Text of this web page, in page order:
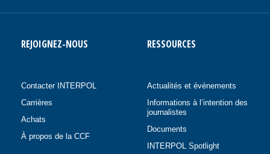
REJOIGNEZ-NOUS
Contacter INTERPOL
Carrières
Achats
À propos de la CCF
RESSOURCES
Actualités et événements
Informations à l’intention des
journalistes
Documents
INTERPOL Spotlight